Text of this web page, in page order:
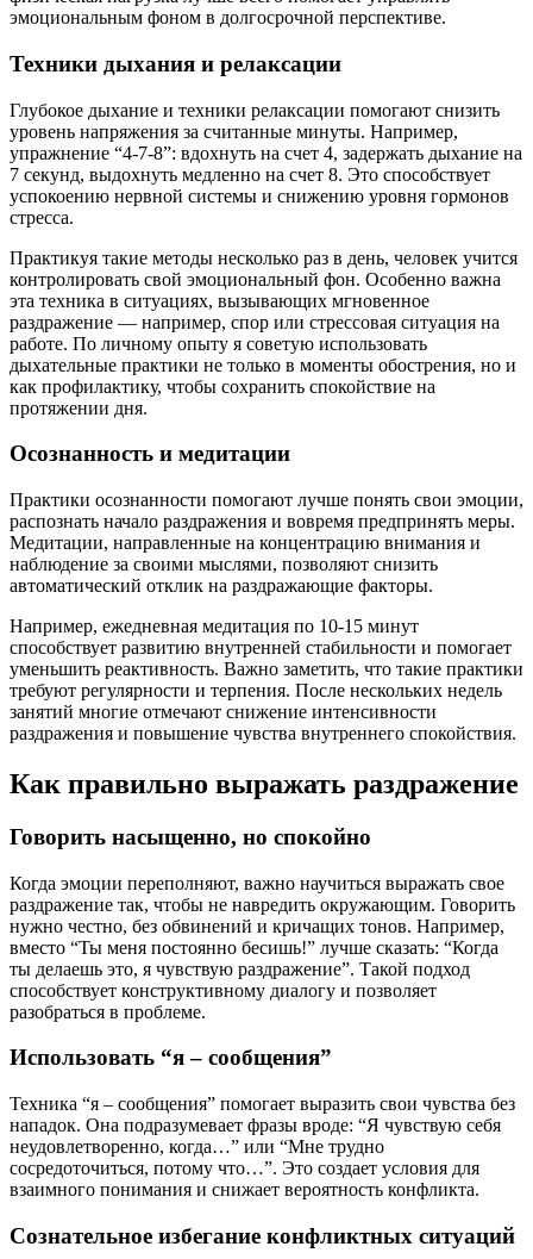
эмоциональным фоном в долгосрочной перспективе.
Техники дыхания и релаксации
Глубокое дыхание и техники релаксации помогают снизить
уровень напряжения за считанные минуты. Например,
упражнение “4-7-8”: вдохнуть на счет 4, задержать дыхание на
7 секунд, выдохнуть медленно на счет 8. Это способствует
успокоению нервной системы и снижению уровня гормонов
стресса.
Практикуя такие методы несколько раз в день, человек учится
контролировать свой эмоциональный фон. Особенно важна
эта техника в ситуациях, вызывающих мгновенное
раздражение — например, спор или стрессовая ситуация на
работе. По личному опыту я советую использовать
дыхательные практики не только в моменты обострения, но и
как профилактику, чтобы сохранить спокойствие на
протяжении дня.
Осознанность и медитации
Практики осознанности помогают лучше понять свои эмоции,
распознать начало раздражения и вовремя предпринять меры.
Медитации, направленные на концентрацию внимания и
наблюдение за своими мыслями, позволяют снизить
автоматический отклик на раздражающие факторы.
Например, ежедневная медитация по 10-15 минут
способствует развитию внутренней стабильности и помогает
уменьшить реактивность. Важно заметить, что такие практики
требуют регулярности и терпения. После нескольких недель
занятий многие отмечают снижение интенсивности
раздражения и повышение чувства внутреннего спокойствия.
Как правильно выражать раздражение
Говорить насыщенно, но спокойно
Когда эмоции переполняют, важно научиться выражать свое
раздражение так, чтобы не навредить окружающим. Говорить
нужно честно, без обвинений и кричащих тонов. Например,
вместо “Ты меня постоянно бесишь!” лучше сказать: “Когда
ты делаешь это, я чувствую раздражение”. Такой подход
способствует конструктивному диалогу и позволяет
разобраться в проблеме.
Использовать “я – сообщения”
Техника “я – сообщения” помогает выразить свои чувства без
нападок. Она подразумевает фразы вроде: “Я чувствую себя
неудовлетворенно, когда…” или “Мне трудно
сосредоточиться, потому что…”. Это создает условия для
взаимного понимания и снижает вероятность конфликта.
Сознательное избегание конфликтных ситуаций